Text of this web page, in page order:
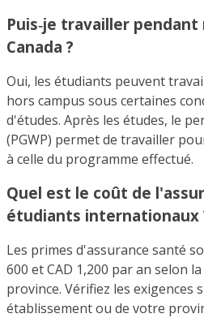
Puis‑je travailler
Canada ?
Oui, les étudiants peuvent
hors campus sous certaines
d'études. Après les études, le
(PGWP) permet de travailler
à celle du programme effectué.
Quel est le coût de
étudiants internationaux
Les primes d'assurance santé
600 et CAD 1,200 par an selon
province. Vérifiez les exigences
établissement ou de votre